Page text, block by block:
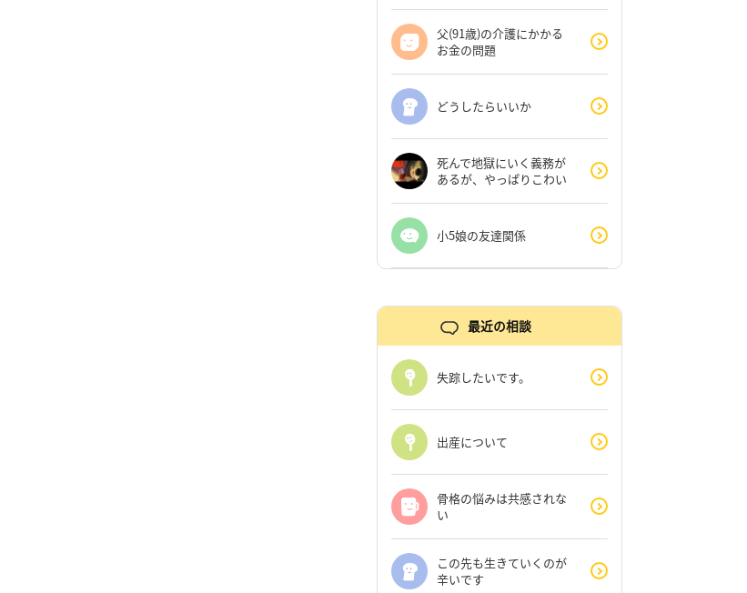
父(91歳)の介護にかかる
お金の問題
どうしたらいいか
死んで地獄にいく義務が
あるが、やっぱりこわい
小5娘の友達関係
最近の相談
失踪したいです。
出産について
骨格の悩みは共感されな
い
この先も生きていくのが
辛いです